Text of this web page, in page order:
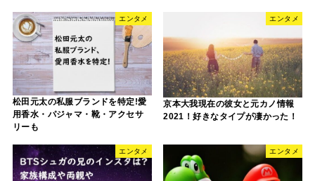
エンタメ
松田元太の私服ブランドを特定!愛
用香水・パジャマ・靴・アクセサ
リーも
エンタメ
京本大我現在の彼女と元カノ情報
2021！好きなタイプが凄かった！
エンタメ エンタメ